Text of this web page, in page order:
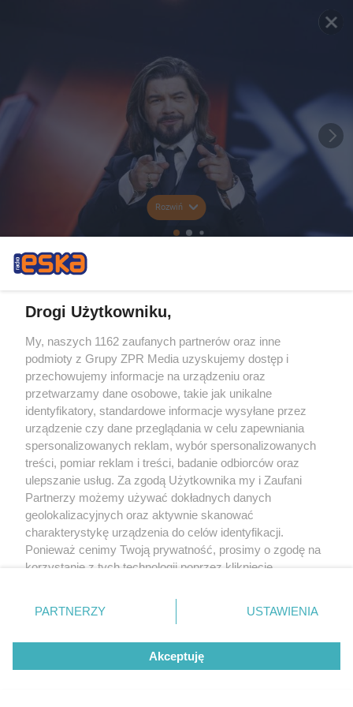
Rozwiń
Drogi Użytkowniku,
My, naszych 1162 zaufanych partnerów oraz inne
podmioty z Grupy ZPR Media uzyskujemy dostęp i
przechowujemy informacje na urządzeniu oraz
przetwarzamy dane osobowe, takie jak unikalne
identyfikatory, standardowe informacje wysyłane przez
urządzenie czy dane przeglądania w celu zapewniania
spersonalizowanych reklam, wybór spersonalizowanych
treści, pomiar reklam i treści, badanie odbiorców oraz
ulepszanie usług. Za zgodą Użytkownika my i Zaufani
Partnerzy możemy używać dokładnych danych
geolokalizacyjnych oraz aktywnie skanować
charakterystykę urządzenia do celów identyfikacji.
Ponieważ cenimy Twoją prywatność, prosimy o zgodę na
korzystanie z tych technologii poprzez kliknięcie
zmienić/wycofać klikając przycisk ustawień prywatności
znajdujący się w lewym dolnym rogu strony
rodzaje przetwarzania danych nie wymagają zgody
użytkownika, ale masz prawo sprzeciwić się takiemu
przetwarzaniu. Preferencje będą miały zastosowanie tylko
PARTNERZY USTAWIENIA
Akceptuję